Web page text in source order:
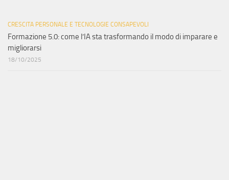
CRESCITA PERSONALE E TECNOLOGIE CONSAPEVOLI
Formazione 5.0: come l’IA sta trasformando il modo di imparare e
migliorarsi
18/10/2025